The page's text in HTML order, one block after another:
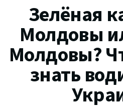
Зелёная
Молдовы
Молдовы?
знать